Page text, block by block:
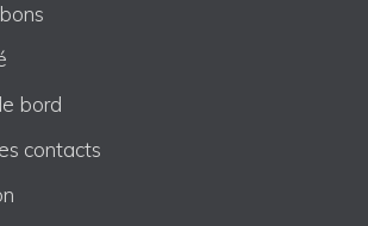
bord
contacts